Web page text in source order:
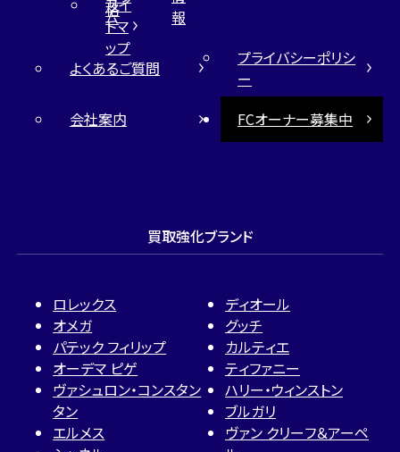
格
ム
報
トマ
ップ
よくあるご質問
プライバシーポリシ
ー
会社案内
FCオーナー募集中
買取強化ブランド
ロレックス
オメガ
パテック フィリップ
オーデマ ピゲ
ヴァシュロン・コンスタン
タン
エルメス
ディオール
グッチ
カルティエ
ティファニー
ハリー・ウィンストン
ブルガリ
ヴァン クリーフ＆アーペ